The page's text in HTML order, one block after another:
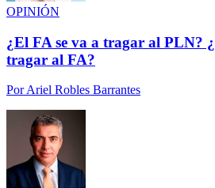
OPINIÓN
¿El FA se va a tragar al PLN?
tragar al FA?
PorAriel Robles Barrantes